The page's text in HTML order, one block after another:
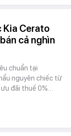
Kia Cerato
cả nghìn
chuẩn tại
nguyên chiếc từ
đãi thuế 0%…